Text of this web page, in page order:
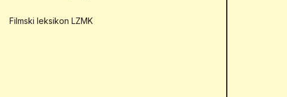
Filmski leksikon LZMK